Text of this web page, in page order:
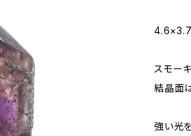
スモー
結晶面
強い光